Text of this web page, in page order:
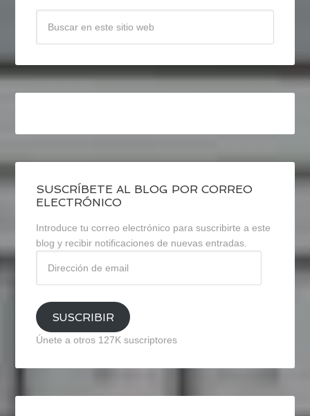
SUSCRÍBETE AL BLOG POR CORREO
ELECTRÓNICO
Introduce tu correo electrónico para suscribirte a este
blog y recibir notificaciones de nuevas entradas.
email
SUSCRIBIR
Únete a otros 127K suscriptores